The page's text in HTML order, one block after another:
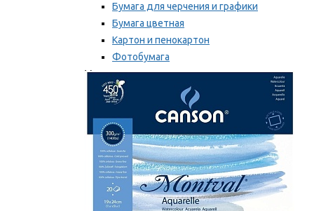
Бумага для черчения и графики
Бумага цветная
Картон и пенокартон
Фотобумага
Мы рекомендуем